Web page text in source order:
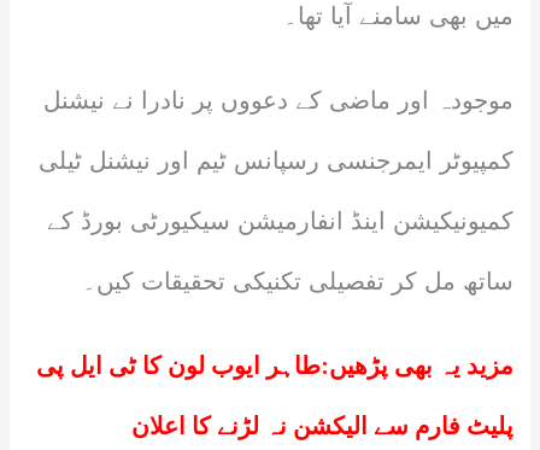
میں بھی سامنے آیا تھا۔
موجودہ اور ماضی کے دعووں پر نادرا نے نیشنل
کمپیوٹر ایمرجنسی رسپانس ٹیم اور نیشنل ٹیلی
کمیونیکیشن اینڈ انفارمیشن سیکیورٹی بورڈ کے
ساتھ مل کر تفصیلی تکنیکی تحقیقات کیں۔
مزید یہ بھی پڑھیں:طاہر ایوب لون کا ٹی ایل پی
پلیٹ فارم سے الیکشن نہ لڑنے کا اعلان